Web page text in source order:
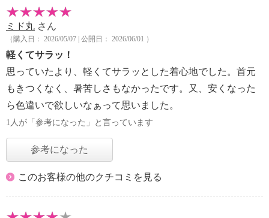
ミド丸 さん
（購入日： 2026/05/07 | 公開日： 2026/06/01 ）
軽くてサラッ！
思っていたより、軽くてサラッとした着心地でした。首元
もきつくなく、暑苦しさもなかったです。又、安くなった
ら色違いで欲しいなぁって思いました。
1人が「参考になった」と言っています
参考になった
このお客様の他のクチコミを見る